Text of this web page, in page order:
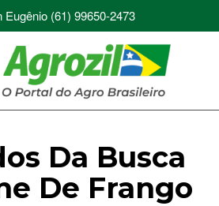
Eugênio (61) 99650-2473
Da Busca
De Frango